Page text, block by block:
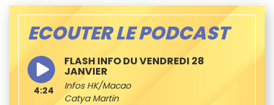
ECOUTER LE PODCAST
FLASH INFO DU VENDREDI 28
JANVIER
Infos HK/Macao
Catya Martin
4:24